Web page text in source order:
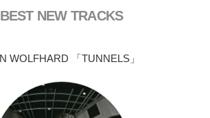
BEST NEW TRACKS
WOLFHARD 「TUNNELS」